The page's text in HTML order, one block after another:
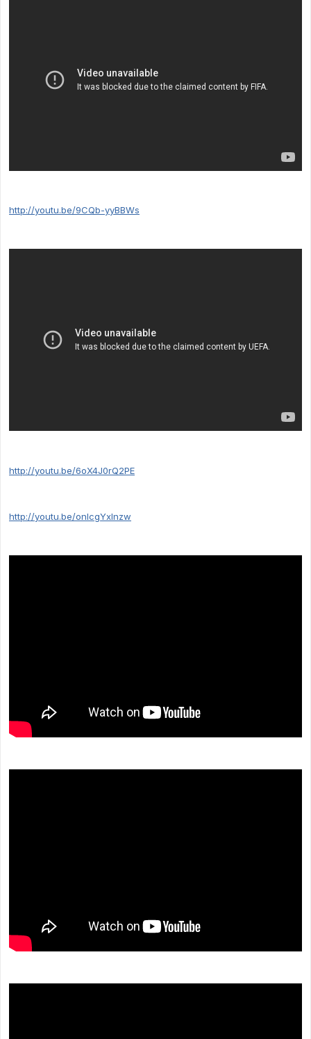
http://youtu.be/9CQb-yyBBWs
http://youtu.be/6oX4J0rQ2PE
http://youtu.be/onlcgYxlnzw